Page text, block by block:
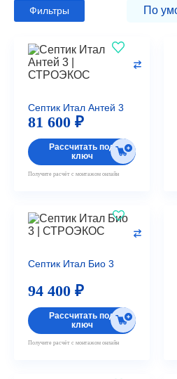
Фильтры
Септик Итал Антей 3
81 600 ₽
Рассчитать под
ключ
Получите расчёт с монтажом онлайн
Септик Итал Био 3
94 400 ₽
Рассчитать под
ключ
Получите расчёт с монтажом онлайн